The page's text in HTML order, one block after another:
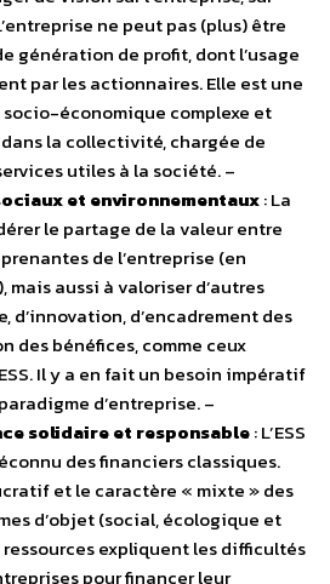
ne peut pas (plus) être
génération de profit, dont l’usage
par les actionnaires. Elle est une
économique complexe et
la collectivité, chargée de
utiles à la société. –
et environnementaux: La
le partage de la valeur entre
de l’entreprise (en
aussi à valoriser d’autres
d’innovation, d’encadrement des
des bénéfices, comme ceux
Il y a en fait un besoin impératif
d’entreprise. –
solidaire et responsable: L’ESS
des financiers classiques.
et le caractère « mixte » des
d’objet (social, écologique et
expliquent les difficultés
pour financer leur